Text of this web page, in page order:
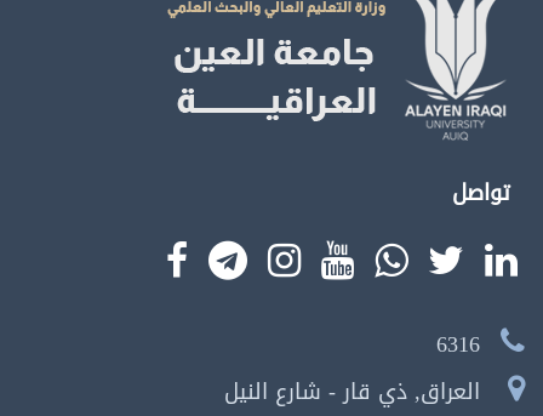
تواصل
6316
العراق, ذي قار - شارع النيل